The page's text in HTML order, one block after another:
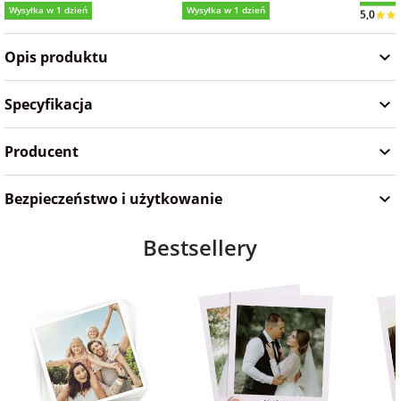
Wysyłka w 1 dzień
Wysyłka w 1 dzień
5,0
Opis produktu
Specyfikacja
Producent
Bezpieczeństwo i użytkowanie
Bestsellery